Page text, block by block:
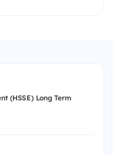
(HSSE) Long Term